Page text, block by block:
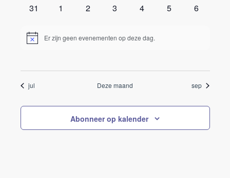
0
31
0
1
0
2
0
3
0
4
0
5
0
6
BerichtEr zijn geen evenementen op deze dag.
jul Deze maand sep
Abonneer op kalender